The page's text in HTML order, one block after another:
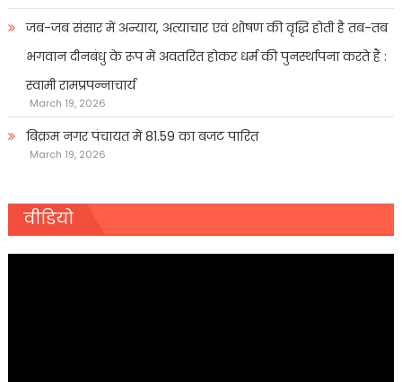
जब-जब संसार में अन्याय, अत्याचार एवं शोषण की वृद्धि होती है तब-तब
भगवान दीनबंधु के रूप में अवतरित होकर धर्म की पुनर्स्थापना करते हैं :
स्वामी रामप्रपन्नाचार्य
March 19, 2026
बिक्रम नगर पंचायत में 81.59 का बजट पारित
March 19, 2026
वीडियो